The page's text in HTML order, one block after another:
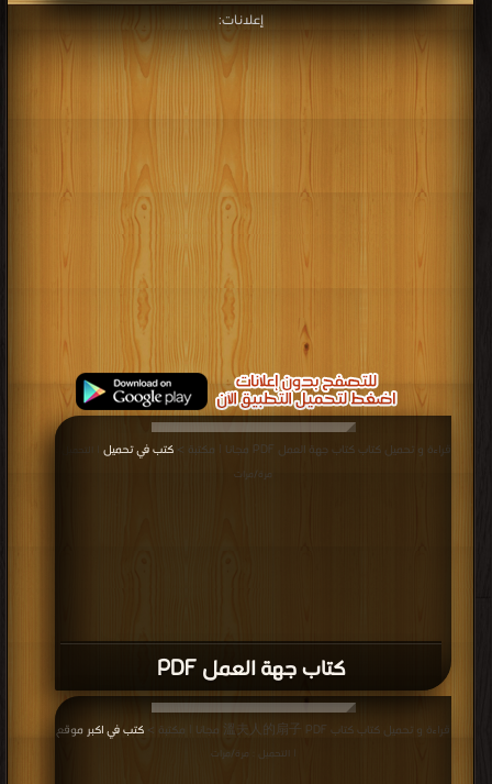
إعلانات:
كتاب جهة العمل PDF
قراءة و تحميل كتاب كتاب جهة العمل PDF مجانا | مكتبة > كتب في تحميل
مرة/مرات
قراءة و تحميل كتاب كتاب 溫夫人的扇子 PDF مجانا | مكتبة > كتب في اكبر موقع
| التحميل : مرة/مرات